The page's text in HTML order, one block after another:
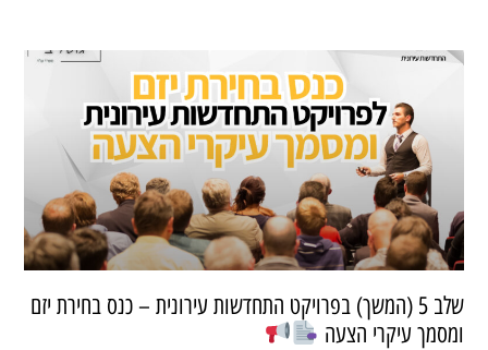
שלב 5 (המשך) בפרויקט התחדשות עירונית – כנס בחירת יזם
ומסמך עיקרי הצעה